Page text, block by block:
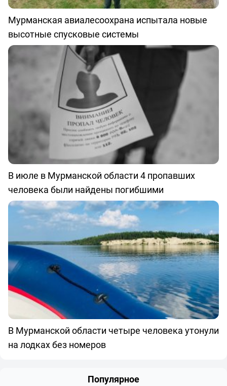
Мурманская авиалесоохрана испытала новые
высотные спусковые системы
В июле в Мурманской области 4 пропавших
человека были найдены погибшими
В Мурманской области четыре человека утонули
на лодках без номеров
Популярное